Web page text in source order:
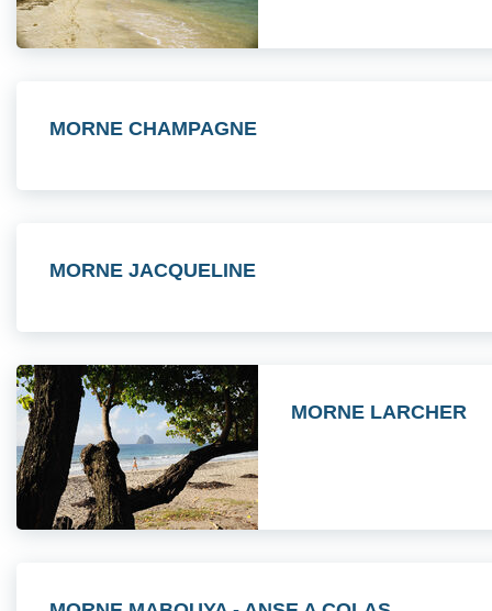
MORNE CHAMPAGNE
MORNE JACQUELINE
MORNE LARCHER